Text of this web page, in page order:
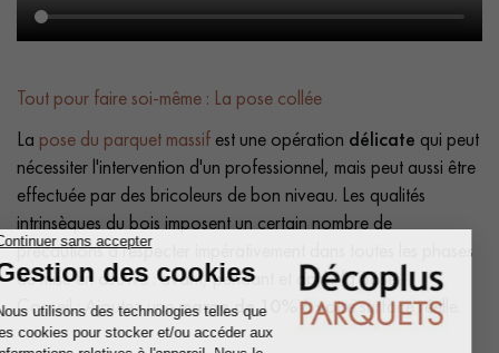
Tout pour faire soi-même : La pose collée
La pose du parquet massif est une opération délicate qui peut
nécessiter l'intervention d'un professionnel, mais peut aussi être
effectuée par des bricoleurs de bon niveau. Les qualités
intrinsèques du bois imposent un certain nombre de
précautions à respecter impérativement dans toutes les phases
de mise en œuvre : avant, pendant et après la pose.
Conseil : Ajoutez unemarge de 10% à votre surface réelle.